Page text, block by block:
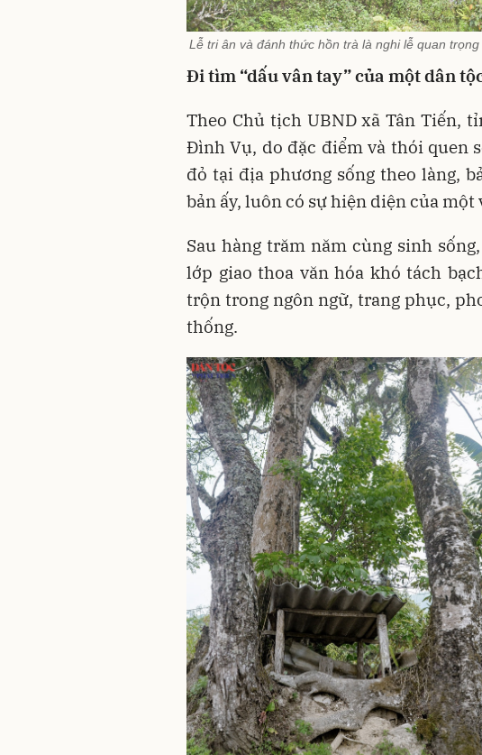
Lễ tri ân và đánh thức hồn trà là nghi lễ quan
Đi tìm “dấu vân tay” của một dân
Theo Chủ tịch UBND xã Tân Tiến,
Đình Vụ, do đặc điểm và thói quen
đỏ tại địa phương sống theo làng,
bản ấy, luôn có sự hiện diện của một
Sau hàng trăm năm cùng sinh
lớp giao thoa văn hóa khó tách
trộn trong ngôn ngữ, trang phục,
thống.